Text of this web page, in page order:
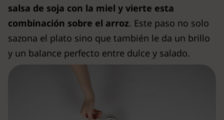
salsa de soja con la miel y vierte esta
combinación sobre el arroz. Este paso no solo
sazona el plato sino que también le da un brillo
y un balance perfecto entre dulce y salado.